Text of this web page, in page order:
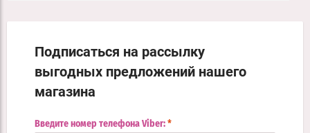
Подписаться на рассылку
выгодных предложений нашего
магазина
Введите номер телефона Viber: *